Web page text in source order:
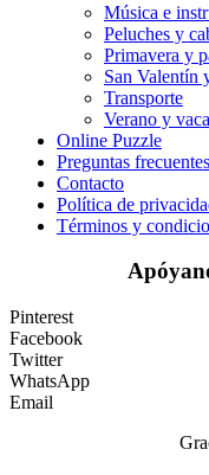
Frutas y vegetales
Halloween y otoño
Invierno y navidad
Mandalas
Música e instrumentos musicales
San Valentín y amor
Transporte
Verano y vacaciones
Libros para colorear para niños
Música e
Peluches y
Primavera y
San Valentín
Transporte
Verano y
Online Puzzle
Preguntas frecuentes
Contacto
Política de
Términos y
Pinterest
Facebook
Twitter
WhatsApp
Email